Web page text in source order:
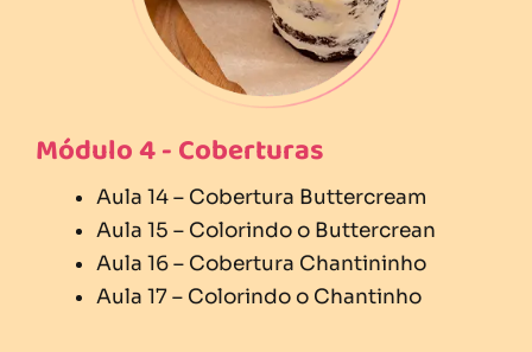
Módulo 4 - Coberturas
Aula 14 – Cobertura Buttercream
Aula 15 – Colorindo o Buttercrean
Aula 16 – Cobertura Chantininho
Aula 17 – Colorindo o Chantinho